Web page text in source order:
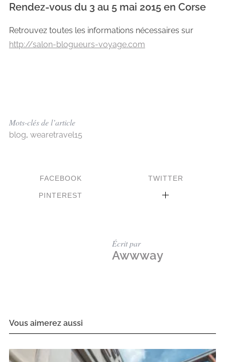
Rendez-vous du 3 au 5 mai 2015 en Corse
Retrouvez toutes les informations nécessaires sur
http://salon-blogueurs-voyage.com
Mots-clés de l’article
blog, wearetravel15
FACEBOOK TWITTER
PINTEREST
Écrit par
Awwway
Vous aimerez aussi